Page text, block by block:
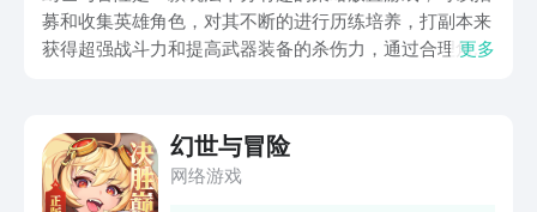
募和收集英雄角色，对其不断的进行历练培养，打副本来
获得超强战斗力和提高武器装备的杀伤力，通过合理角色
吧。
更多
幻世与冒险
网络游戏